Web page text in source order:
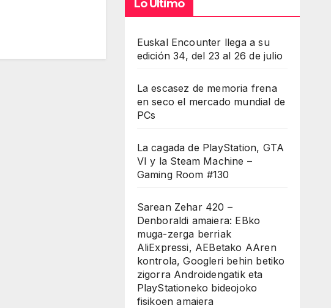
Lo Último
Euskal Encounter llega a su
edición 34, del 23 al 26 de julio
La escasez de memoria frena
en seco el mercado mundial de
PCs
La cagada de PlayStation, GTA
VI y la Steam Machine –
Gaming Room #130
Sarean Zehar 420 –
Denboraldi amaiera: EBko
muga-zerga berriak
AliExpressi, AEBetako AAren
kontrola, Googleri behin betiko
zigorra Androidengatik eta
PlayStationeko bideojoko
fisikoen amaiera